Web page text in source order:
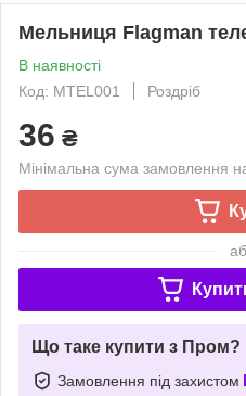
Мельниця Flagman
В наявності
Код: MTEL001
Роздріб
36 ₴
Мінімальна сума замовлення
Що таке купити з Пром?
Замовлення під захистом